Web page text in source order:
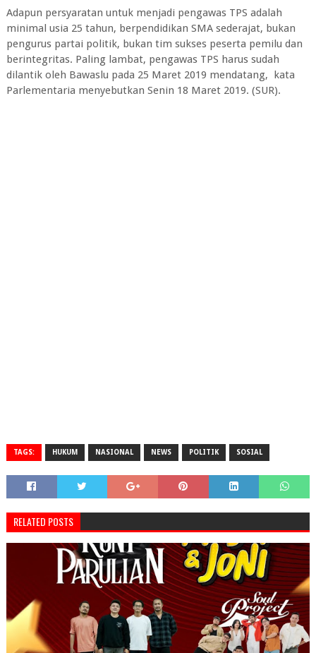
Adapun persyaratan untuk menjadi pengawas TPS adalah
minimal usia 25 tahun, berpendidikan SMA sederajat, bukan
pengurus partai politik, bukan tim sukses peserta pemilu dan
berintegritas. Paling lambat, pengawas TPS harus sudah
dilantik oleh Bawaslu pada 25 Maret 2019 mendatang, kata
Parlementaria menyebutkan Senin 18 Maret 2019. (SUR).
TAGS: HUKUM NASIONAL NEWS POLITIK SOSIAL
RELATED POSTS